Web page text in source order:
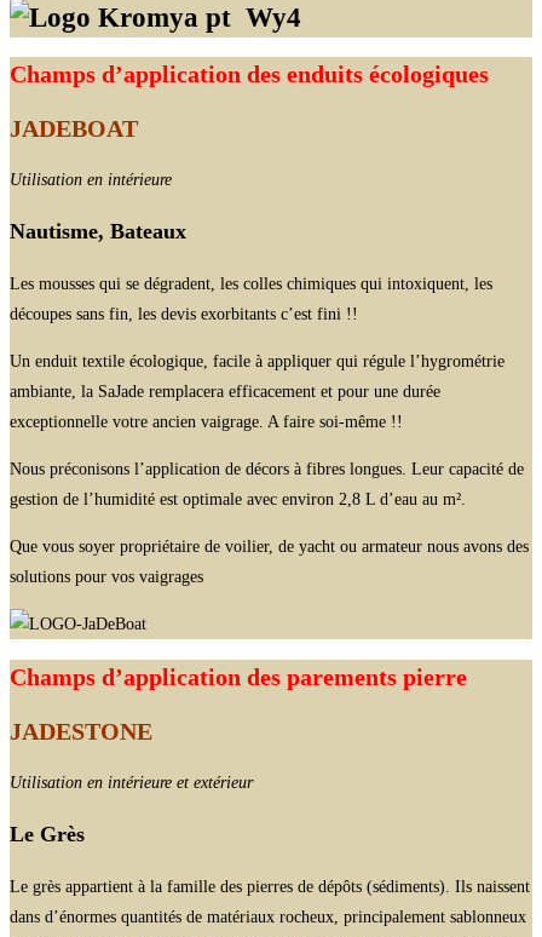
Wy4
Champs d’application des enduits écologiques
JADEBOAT
Utilisation en intérieure
Nautisme, Bateaux
Les mousses qui se dégradent, les colles chimiques qui intoxiquent, les
découpes sans fin, les devis exorbitants c’est fini !!
Un enduit textile écologique, facile à appliquer qui régule l’hygrométrie
ambiante, la SaJade remplacera efficacement et pour une durée
exceptionnelle votre ancien vaigrage. A faire soi-même !!
Nous préconisons l’application de décors à fibres longues. Leur capacité de
gestion de l’humidité est optimale avec environ 2,8 L d’eau au m².
Que vous soyer propriétaire de voilier, de yacht ou armateur nous avons des
solutions pour vos vaigrages
Champs d’application des parements pierre
JADESTONE
Utilisation en intérieure et extérieur
Le Grès
Le grès appartient à la famille des pierres de dépôts (sédiments). Ils naissent
dans d’énormes quantités de matériaux rocheux, principalement sablonneux